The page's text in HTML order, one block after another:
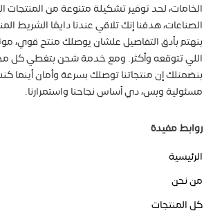
الخامات، لحد توفير تشكيلة متنوعة من المنتجات
الصناعات، هدفنا إنك تلاقي عندنا دايمًا الشريط
بنهتم بأدق التفاصيل علشان يوصلك منتج قوي،
اللي تتوقعه وأكثر. ومع خدمة شحن بتغطي كل
بنضمنلك إن منتجاتنا توصلك بسرعة وأمان أينما
مسئولية وبس، دي أساس نجاحنا واستمرارنا.
روابط مفيدة
الرئيسية
من نحن
كل المنتجات